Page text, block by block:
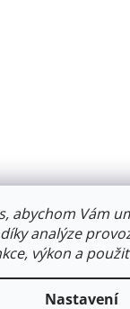
abychom Vám
analýze
výkon a
Nastavení